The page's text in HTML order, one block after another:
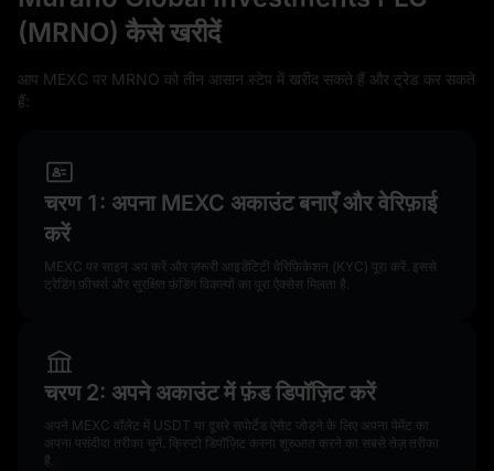
(MRNO) कैसे खरीदें
आप MEXC पर MRNO को तीन आसान स्टेप में खरीद सकते हैं और ट्रेड कर सकते
हैं:
चरण 1: अपना MEXC अकाउंट बनाएँ और वेरिफ़ाई
करें
MEXC पर साइन अप करें और ज़रूरी आइडेंटिटी वेरिफ़िकेशन (KYC) पूरा करें. इससे
ट्रेडिंग फ़ीचर्स और सुरक्षित फ़ंडिंग विकल्पों का पूरा ऐक्सेस मिलता है.
चरण 2: अपने अकाउंट में फ़ंड डिपॉज़िट करें
अपने MEXC वॉलेट में USDT या दूसरे सपोर्टेड ऐसेट जोड़ने के लिए अपना पेमेंट का
अपना पसंदीदा तरीका चुनें. क्रिप्टो डिपॉज़िट करना शुरुआत करने का सबसे तेज़ तरीका
है.